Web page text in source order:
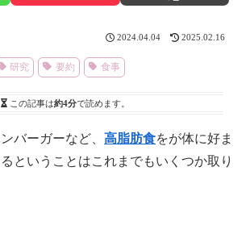
2024.04.04 2025.02.16
研究 要約 食事
この記事は約4分で読めます。
バーガーなど、 高脂肪食をが体に好ま
ということはこれまでもいくつか取り